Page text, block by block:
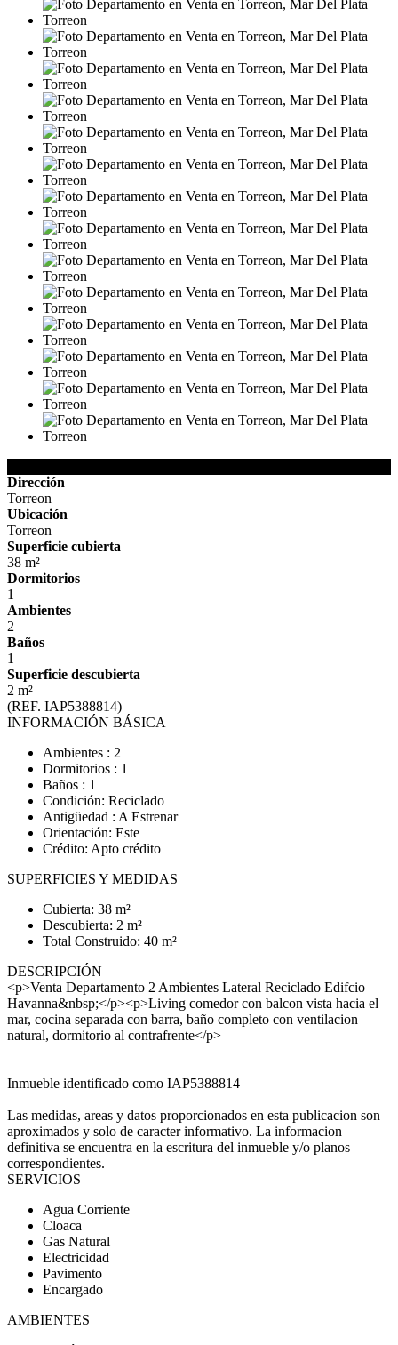
Dirección
Torreon
Ubicación
Torreon
Superficie cubierta
38 m²
Dormitorios
1
Ambientes
2
Baños
1
Superficie descubierta
2 m²
(REF. IAP5388814)
INFORMACIÓN BÁSICA
Ambientes : 2
Dormitorios : 1
Baños : 1
Condición: Reciclado
Antigüedad : A Estrenar
Orientación: Este
Crédito: Apto crédito
SUPERFICIES Y MEDIDAS
Cubierta: 38 m²
Descubierta: 2 m²
Total Construido: 40 m²
DESCRIPCIÓN
<p>Venta Departamento 2 Ambientes Lateral Reciclado Edifcio
Havanna&nbsp;</p><p>Living comedor con balcon vista hacia el
mar, cocina separada con barra, baño completo con ventilacion
natural, dormitorio al contrafrente</p>
Inmueble identificado como IAP5388814
Las medidas, areas y datos proporcionados en esta publicacion son
aproximados y solo de caracter informativo. La informacion
definitiva se encuentra en la escritura del inmueble y/o planos
correspondientes.
SERVICIOS
Agua Corriente
Cloaca
Gas Natural
Electricidad
Pavimento
Encargado
AMBIENTES